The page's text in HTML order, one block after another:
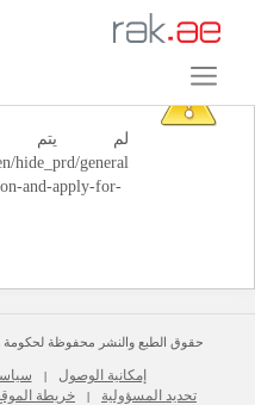
لم يتم
and-apply-for-
حقوق الطبع والنشر محفوظة لحكومة رأس
إمكانية الوصول |
تحديد المسؤولية | خريطة